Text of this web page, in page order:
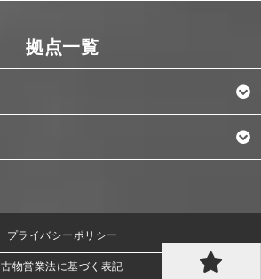
プライバシーポリシー
古物営業法に基づく表記